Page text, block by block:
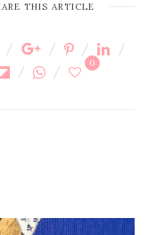
THIS ARTICLE
0